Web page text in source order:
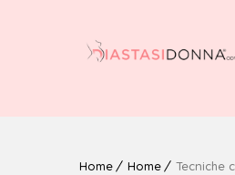
Home Home Tecniche